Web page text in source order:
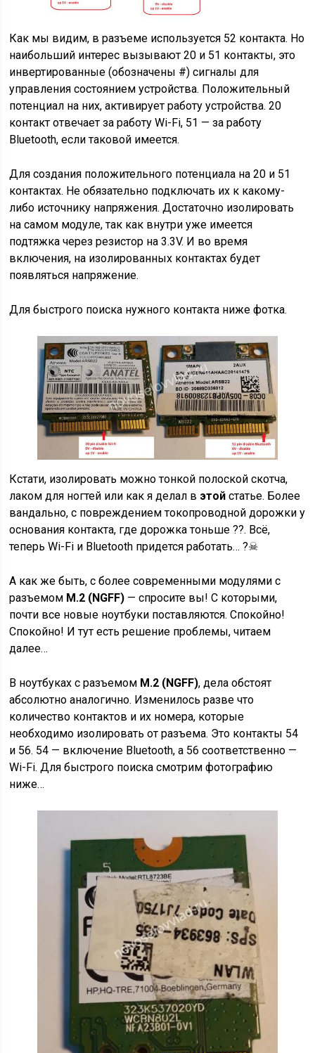
Как мы видим, в разъеме используется 52 контакта. Но
наибольший интерес вызывают 20 и 51 контакты, это
инвертированные (обозначены #) сигналы для
управления состоянием устройства. Положительный
потенциал на них, активирует работу устройства. 20
контакт отвечает за работу Wi-Fi, 51 — за работу
Bluetooth, если таковой имеется.
Для создания положительного потенциала на 20 и 51
контактах. Не обязательно подключать их к какому-
либо источнику напряжения. Достаточно изолировать
на самом модуле, так как внутри уже имеется
подтяжка через резистор на 3.3V. И во время
включения, на изолированных контактах будет
появляться напряжение.
Для быстрого поиска нужного контакта ниже фотка.
Кстати, изолировать можно тонкой полоской скотча,
лаком для ногтей или как я делал в этой статье. Более
вандально, с повреждением токопроводной дорожки у
основания контакта, где дорожка тоньше ??. Всё,
теперь Wi-Fi и Bluetooth придется работать… ?☠
А как же быть, с более современными модулями с
разъемом M.2 (NGFF) — спросите вы! С которыми,
почти все новые ноутбуки поставляются. Спокойно!
Спокойно! И тут есть решение проблемы, читаем
далее…
В ноутбуках с разъемом M.2 (NGFF), дела обстоят
абсолютно аналогично. Изменилось разве что
количество контактов и их номера, которые
необходимо изолировать от разъема. Это контакты 54
и 56. 54 — включение Bluetooth, а 56 соответственно —
Wi-Fi. Для быстрого поиска смотрим фотографию
ниже…